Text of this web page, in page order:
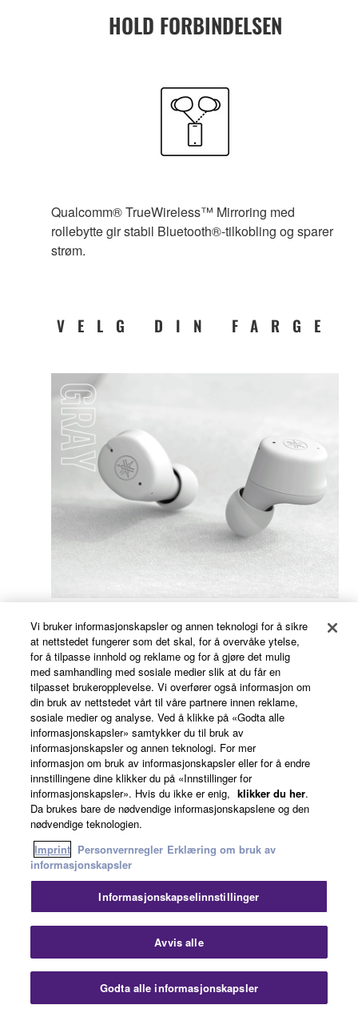
HOLD FORBINDELSEN
Qualcomm® TrueWireless™ Mirroring med
rollebytte gir stabil Bluetooth®-tilkobling og sparer
strøm.
VELG DIN FARGE
I ESKEN / DRIFT
Vi bruker informasjonskapsler og annen teknologi for å sikre
at nettstedet fungerer som det skal, for å overvåke ytelse,
for å tilpasse innhold og reklame og for å gjøre det mulig
med samhandling med sosiale medier slik at du får en
tilpasset brukeropplevelse. Vi overfører også informasjon om
din bruk av nettstedet vårt til våre partnere innen reklame,
sosiale medier og analyse. Ved å klikke på «Godta alle
informasjonskapsler» samtykker du til bruk av
informasjonskapsler og annen teknologi. For mer
informasjon om bruk av informasjonskapsler eller for å endre
innstillingene dine klikker du på «Innstillinger for
informasjonskapsler». Hvis du ikke er enig, klikker du her.
Da brukes bare de nødvendige informasjonskapslene og den
nødvendige teknologien.
Imprint Personvernregler Erklæring om bruk av
informasjonskapsler
Informasjonskapselinnstillinger
Avvis alle
Godta alle informasjonskapsler